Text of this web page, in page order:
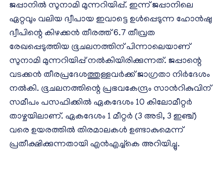
ജപ്പാനിൽ സുനാമി മുന്നറിയിപ്പ്. ഇന്ന് ജപ്പാനിലെ
ഏറ്റവും വലിയ ദ്വീപായ ഇവാട്ടെ ഉൾപ്പെടുന്ന ഹോൻഷു
ദ്വീപിന്റെ കിഴക്കൻ തീരത്ത് 6.7 തീവ്രത
രേഖപ്പെടുത്തിയ ഭൂചലനത്തിന് പിന്നാലെയാണ്
സുനാമി മുന്നറിയിപ്പ് നൽകിയിരിക്കുന്നത്. ജപ്പാന്റെ
വടക്കൻ തീരപ്രദേശത്തുള്ളവർക്ക് ജാഗ്രതാ നിർദേശം
നൽകി. ഭൂചലനത്തിന്റെ പ്രഭവകേന്ദ്രം സാൻറികുവിന്
സമീപം പസഫിക്കിൽ ഏകദേശം 10 കിലോമീറ്റർ
താഴ്ചയിലാണ്. ഏകദേശം 1 മീറ്റർ (3 അടി, 3 ഇഞ്ച്)
വരെ ഉയരത്തിൽ തിരമാലകൾ ഉണ്ടാകുമെന്ന്
പ്രതീക്ഷിക്കുന്നതായി എൻഎച്ച്കെ അറിയിച്ചു.